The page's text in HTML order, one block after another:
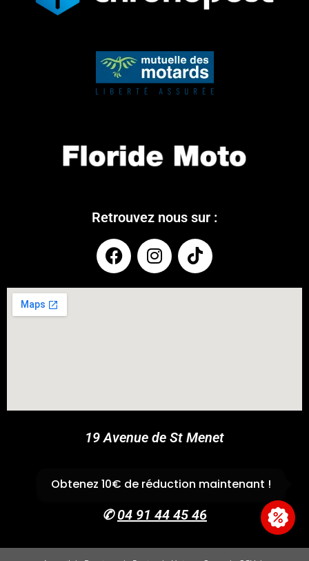
Retrouvez nous sur :
19 Avenue de St Menet
13011 Marseille
✆04 91 44 45 46
Obtenez 10€ de réduction maintenant !